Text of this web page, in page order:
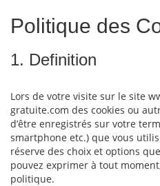
Politique des
1. Definition
Lors de votre visite sur le site
gratuite.com des cookies ou
d’être enregistrés sur votre
smartphone etc.) que vous
réserve des choix et options
pouvez exprimer à tout
politique.